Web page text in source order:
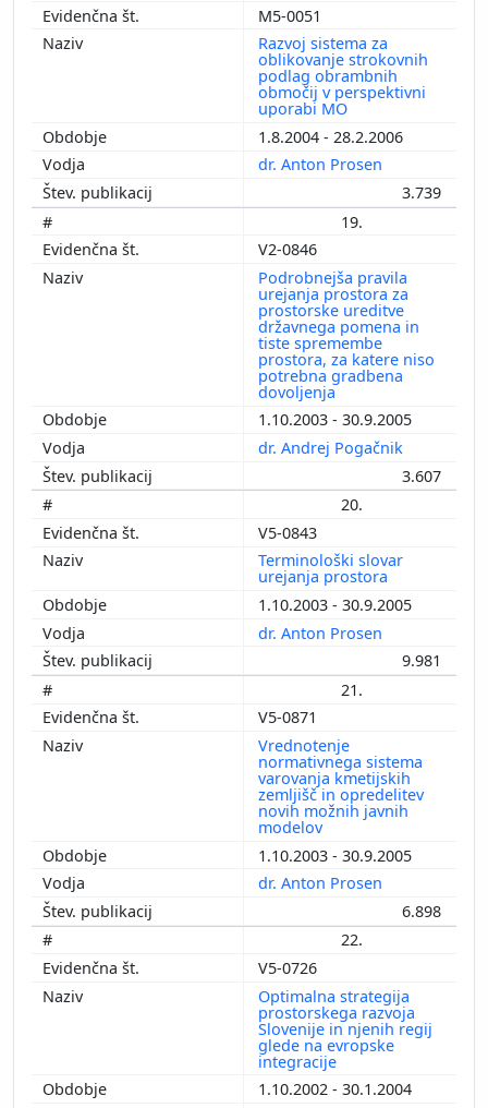
M5-0051
Razvoj sistema za
oblikovanje strokovnih
podlag obrambnih
območij v perspektivni
uporabi MO
1.8.2004 - 28.2.2006
dr. Anton Prosen
3.739
19.
V2-0846
Podrobnejša pravila
urejanja prostora za
prostorske ureditve
državnega pomena in
tiste spremembe
prostora, za katere niso
potrebna gradbena
dovoljenja
1.10.2003 - 30.9.2005
dr. Andrej Pogačnik
3.607
20.
V5-0843
Terminološki slovar
urejanja prostora
1.10.2003 - 30.9.2005
dr. Anton Prosen
9.981
21.
V5-0871
Vrednotenje
normativnega sistema
varovanja kmetijskih
zemljišč in opredelitev
novih možnih javnih
modelov
1.10.2003 - 30.9.2005
dr. Anton Prosen
6.898
22.
V5-0726
Optimalna strategija
prostorskega razvoja
Slovenije in njenih regij
glede na evropske
integracije
1.10.2002 - 30.1.2004